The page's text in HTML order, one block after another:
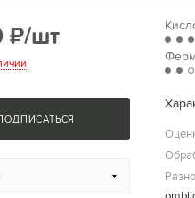
₽/шт